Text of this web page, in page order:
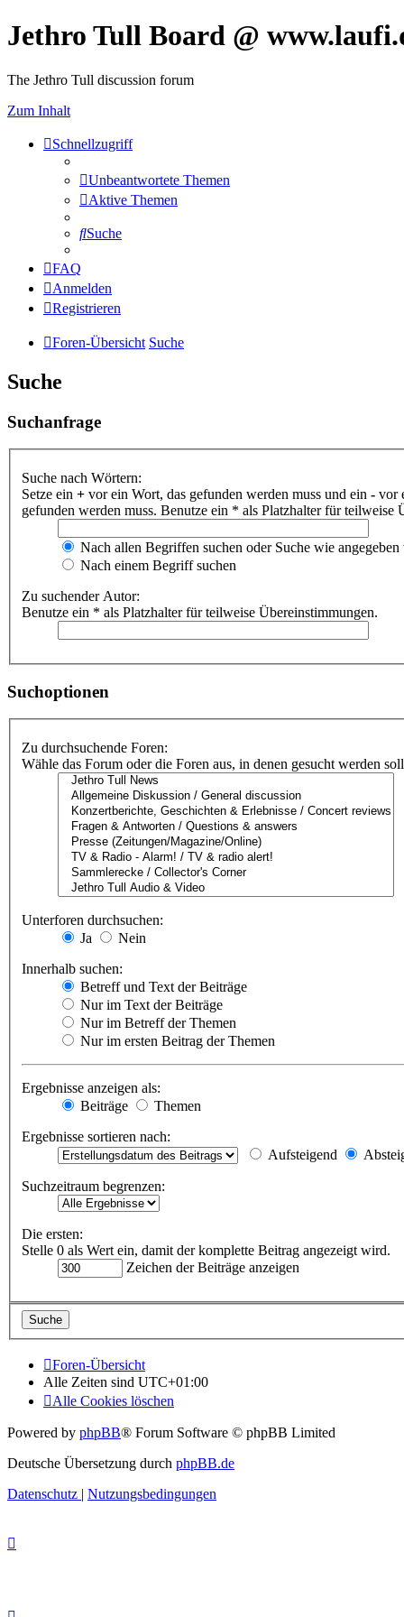
Jethro Tull Board @
The Jethro Tull discussion forum
Zum Inhalt
Schnellzugriff
Unbeantwortete Themen
Aktive Themen
Suche
FAQ
Anmelden
Registrieren
Foren-Übersicht Suche
Suche
Suchanfrage
Suche nach Wörtern:
Setze ein + vor ein Wort, das gefunden werden muss und ein - vor
gefunden werden muss. Benutze ein * als Platzhalter für teilweise
Nach allen Begriffen suchen oder Suche wie angegeben
Nach einem Begriff suchen
Zu suchender Autor:
Benutze ein * als Platzhalter für teilweise Übereinstimmungen.
Suchoptionen
Zu durchsuchende Foren:
Wähle das Forum oder die Foren aus, in denen gesucht werden
Unterforen durchsuchen:
Ja
Nein
Innerhalb suchen:
Betreff und Text der Beiträge
Nur im Text der Beiträge
Nur im Betreff der Themen
Nur im ersten Beitrag der Themen
Ergebnisse anzeigen als:
Beiträge
Themen
Ergebnisse sortieren nach:
Aufsteigend
Suchzeitraum begrenzen:
Die ersten:
Stelle 0 als Wert ein, damit der komplette Beitrag angezeigt wird.
Zeichen der Beiträge anzeigen
Foren-Übersicht
Alle Zeiten sind UTC+01:00
Alle Cookies löschen
Powered by phpBB® Forum Software © phpBB Limited
Deutsche Übersetzung durch phpBB.de
Datenschutz | Nutzungsbedingungen